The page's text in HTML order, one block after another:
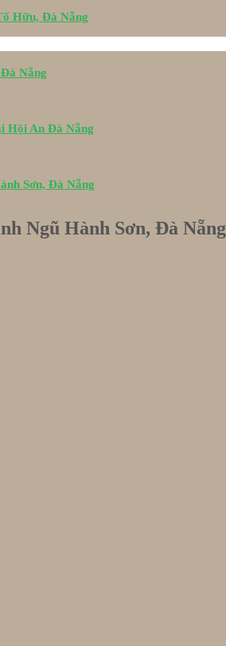
Hữu, Đà Nẵng
Nẵng
Hội An Đà Nẵng
Sơn, Đà Nẵng
Ngũ Hành Sơn, Đà Nẵng